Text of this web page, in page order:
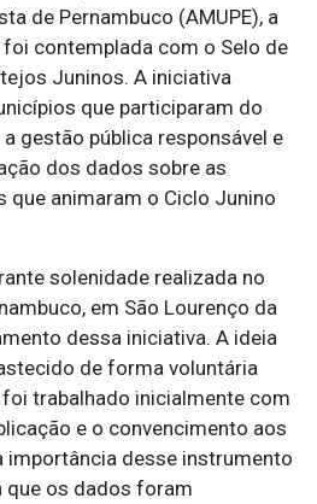
de Pernambuco (AMUPE), a
contemplada com o Selo de
Juninos. A iniciativa
que participaram do
gestão pública responsável e
dos dados sobre as
animaram o Ciclo Junino
solenidade realizada no
em São Lourenço da
dessa iniciativa. A ideia
de forma voluntária
trabalhado inicialmente com
e o convencimento aos
importância desse instrumento
que os dados foram